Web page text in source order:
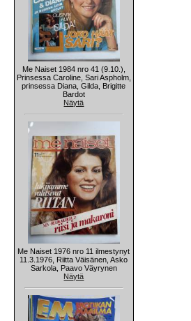
Me Naiset 1984 nro 41 (9.10.),
Prinsessa Caroline, Sari Aspholm,
prinsessa Diana, Gilda, Brigitte
Bardot
Näytä
Me Naiset 1976 nro 11 ilmestynyt
11.3.1976, Riitta Väisänen, Asko
Sarkola, Paavo Väyrynen
Näytä